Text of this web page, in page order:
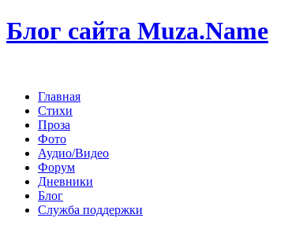
Блог сайта Muza.Name
Главная
Стихи
Проза
Фото
Аудио/Видео
Форум
Дневники
Блог
Служба поддержки